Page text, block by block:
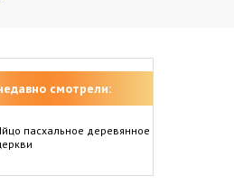
смотрели:
пасхальное деревянное